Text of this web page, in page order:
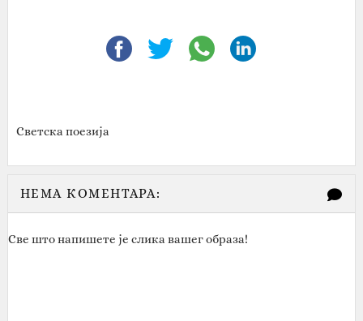
Светска поезија
НЕМА КОМЕНТАРА:
Све што напишете је слика вашег образа!